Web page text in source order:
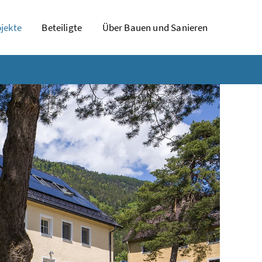
Beteiligte Über Bauen und Sanieren